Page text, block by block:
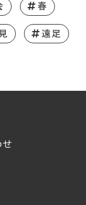
春
遠足
せ